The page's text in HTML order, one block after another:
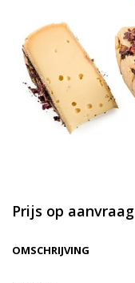
OMSCHRIJVING
Prijs op aanvraag